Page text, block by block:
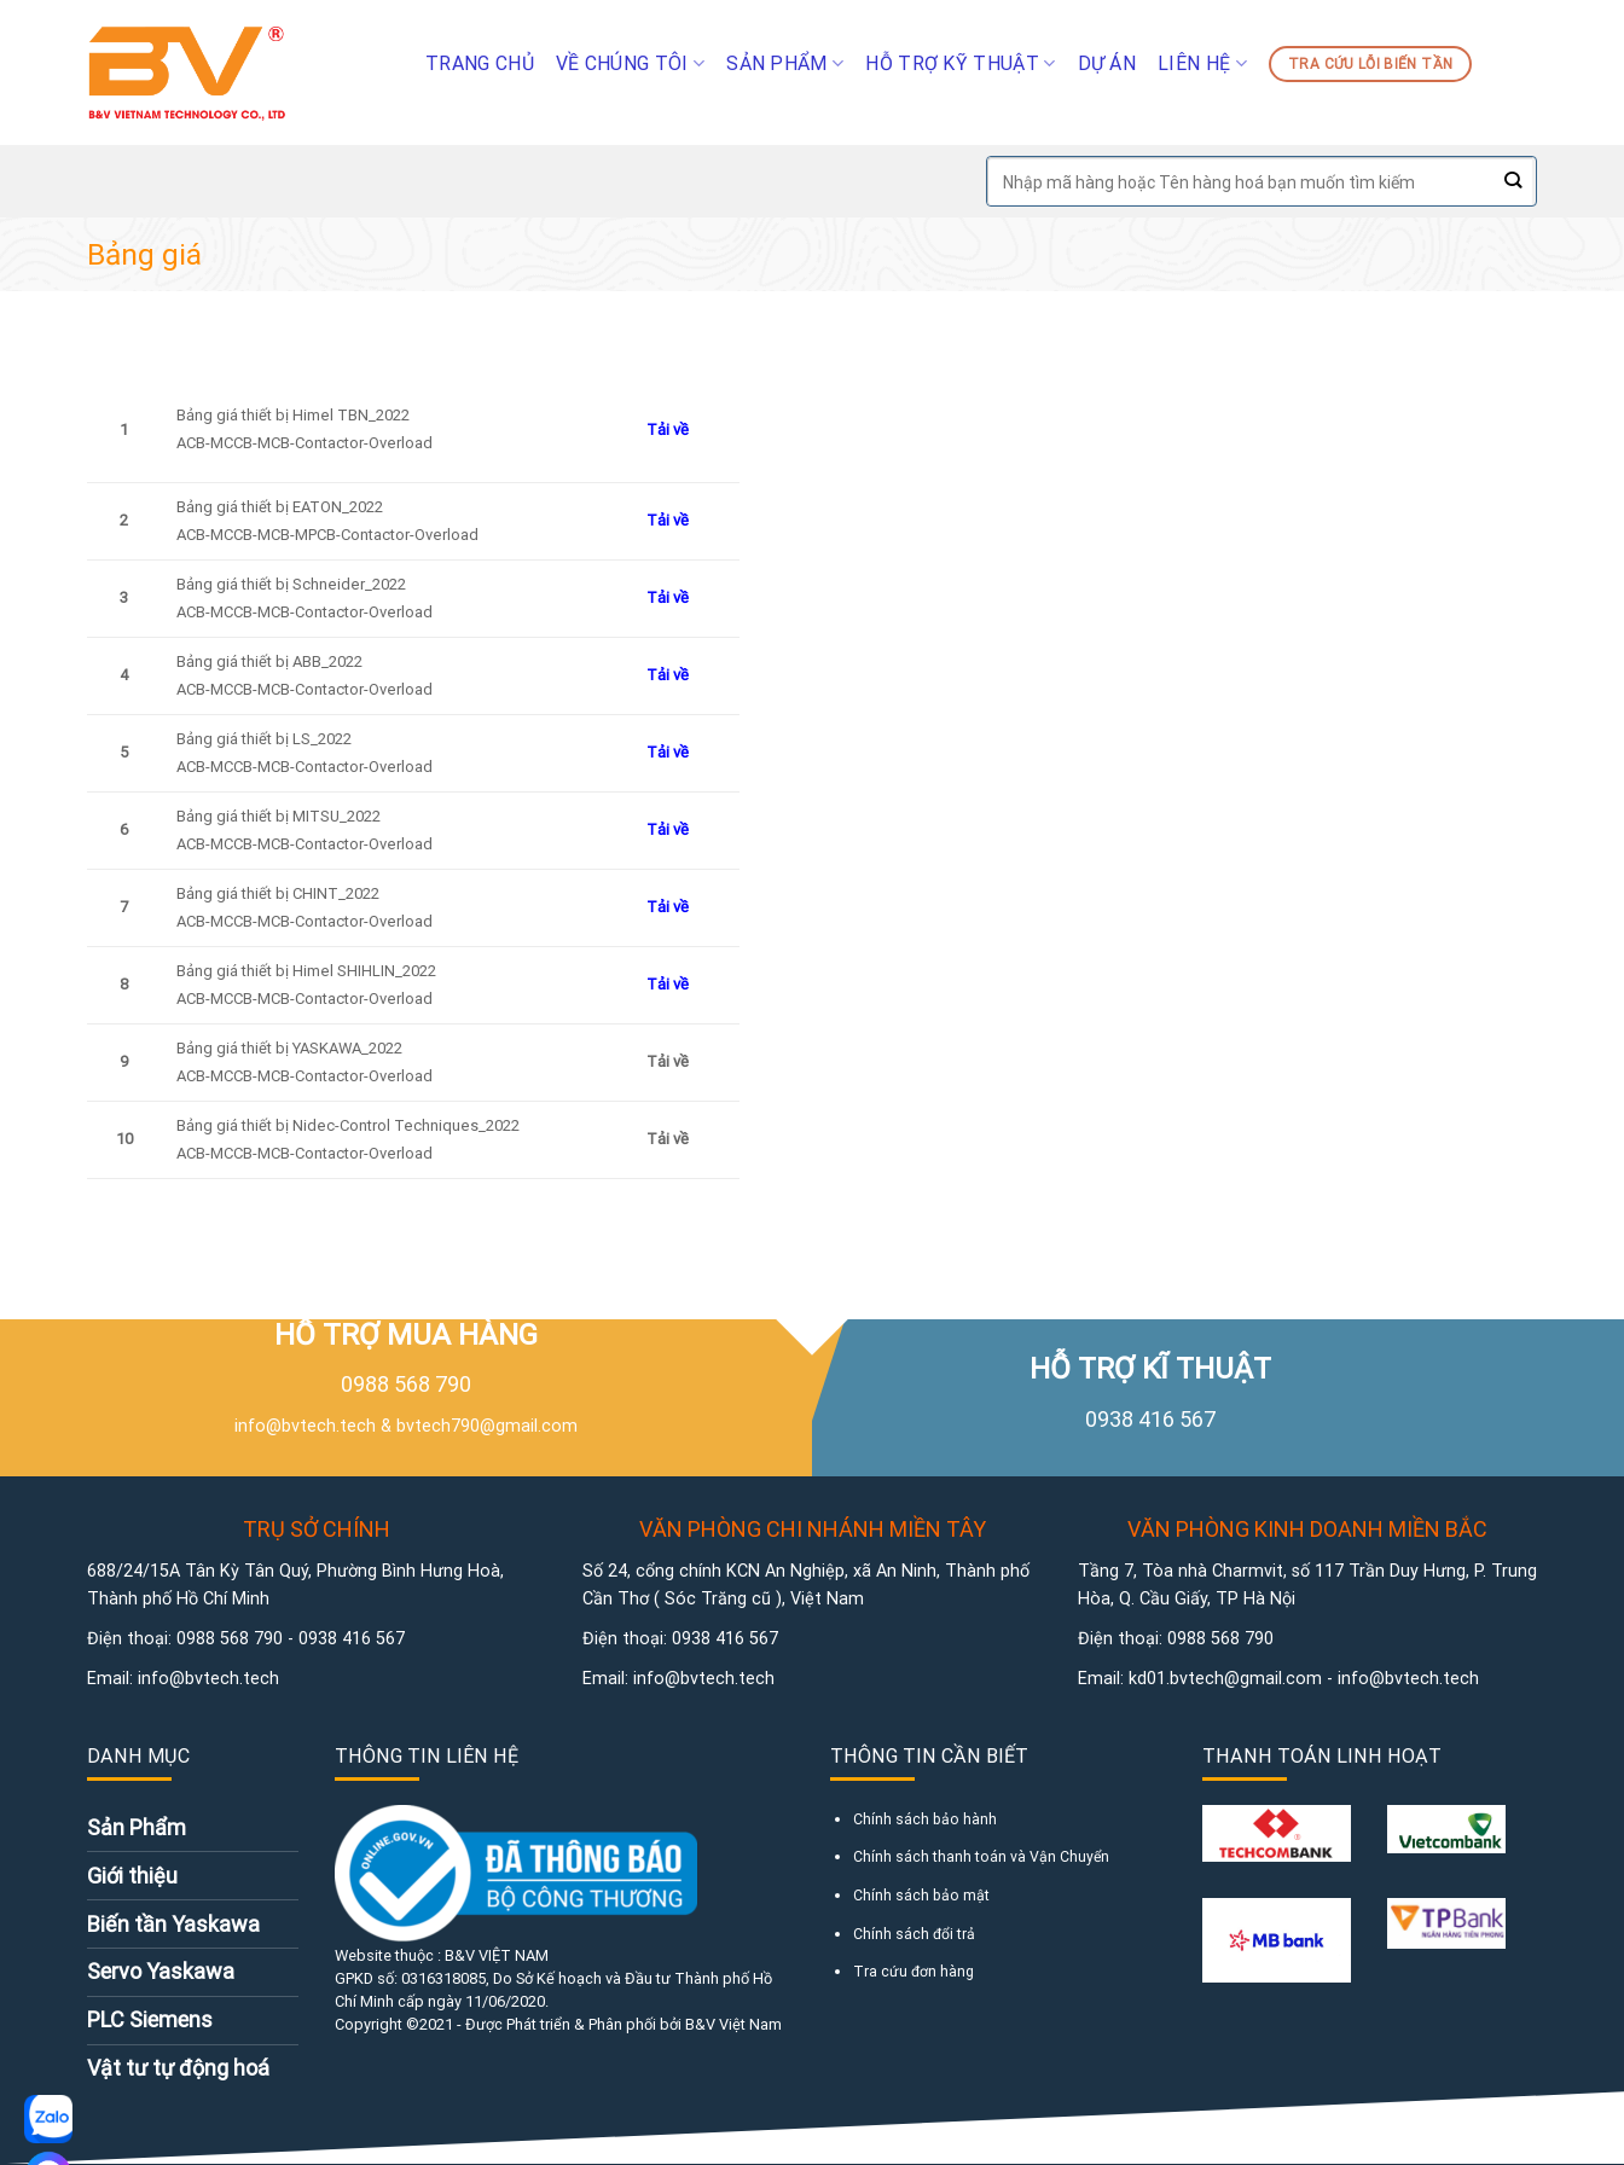
TRANG CHỦ VỀ CHÚNG TÔI SẢN PHẨM HỖ TRỢ KỸ THUẬT DỰ ÁN LIÊN HỆ TRA CỨU LỖI BIẾN TẦN
Tìm
kiếm:
Bảng giá
1
Bảng giá thiết bị Himel TBN_2022
ACB-MCCB-MCB-Contactor-Overload
Tải về
2
Bảng giá thiết bị EATON_2022
ACB-MCCB-MCB-MPCB-Contactor-Overload
Tải về
3
Bảng giá thiết bị Schneider_2022
ACB-MCCB-MCB-Contactor-Overload
Tải về
4
Bảng giá thiết bị ABB_2022
ACB-MCCB-MCB-Contactor-Overload
Tải về
5
Bảng giá thiết bị LS_2022
ACB-MCCB-MCB-Contactor-Overload
Tải về
6
Bảng giá thiết bị MITSU_2022
ACB-MCCB-MCB-Contactor-Overload
Tải về
7
Bảng giá thiết bị CHINT_2022
ACB-MCCB-MCB-Contactor-Overload
Tải về
8
Bảng giá thiết bị Himel SHIHLIN_2022
ACB-MCCB-MCB-Contactor-Overload
Tải về
9
Bảng giá thiết bị YASKAWA_2022
ACB-MCCB-MCB-Contactor-Overload
Tải về
10
Bảng giá thiết bị Nidec-Control Techniques_2022
ACB-MCCB-MCB-Contactor-Overload
Tải về
HỖ TRỢ MUA HÀNG
0988 568 790
info@bvtech.tech & bvtech790@gmail.com
HỖ TRỢ KĨ THUẬT
0938 416 567
TRỤ SỞ CHÍNH
688/24/15A Tân Kỳ Tân Quý, Phường Bình Hưng Hoà,
Thành phố Hồ Chí Minh
Điện thoại: 0988 568 790 - 0938 416 567
Email: info@bvtech.tech
VĂN PHÒNG CHI NHÁNH MIỀN TÂY
Số 24, cổng chính KCN An Nghiệp, xã An Ninh, Thành phố
Cần Thơ ( Sóc Trăng cũ ), Việt Nam
Điện thoại: 0938 416 567
Email: info@bvtech.tech
VĂN PHÒNG KINH DOANH MIỀN BẮC
Tầng 7, Tòa nhà Charmvit, số 117 Trần Duy Hưng, P. Trung
Hòa, Q. Cầu Giấy, TP Hà Nội
Điện thoại: 0988 568 790
Email: kd01.bvtech@gmail.com - info@bvtech.tech
DANH MỤC
Sản Phẩm
Giới thiệu
Biến tần Yaskawa
Servo Yaskawa
PLC Siemens
Vật tư tự động hoá
THÔNG TIN LIÊN HỆ
Website thuộc : B&V VIỆT NAM
GPKD số: 0316318085 , Do Sở Kế hoạch và Đầu tư Thành phố Hồ
Chí Minh cấp ngày 11/06/2020.
Copyright ©2021 - Được Phát triển & Phân phối bởi B&V Việt Nam
THÔNG TIN CẦN BIẾT
Chính sách bảo hành
Chính sách thanh toán và Vận Chuyển
Chính sách bảo mật
Chính sách đổi trả
Tra cứu đơn hàng
THANH TOÁN LINH HOẠT